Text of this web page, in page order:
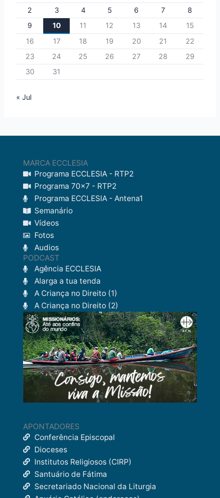
2
3 4 5 6 7
8
9
10 11 12 13 14
15
16
17 18 19 20 21
22
23
24 25 26 27 28
29
30
31
« Jul
MARCA ECCLESIA
Programa ECCLESIA - RTP2
Programa 70x7 - RTP2
Programa ECCLESIA - Antena1
Semanário
Vídeos
Fotos
Audios
PODCAST
Agência ECCLESIA
Alarga a tua tenda
A Criança no Direito (1)
A Criança no Direito (2)
APONTADORES
Conferência Episcopal
Dioceses
Institutos Religiosos (CIRP)
Santuário de Fátima
Secretariado Nacional da Liturgia